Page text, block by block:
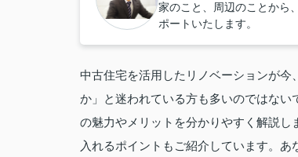
家のこと、周辺のことから
ポートいたします。
中古住宅を活用したリノベーションが
か」と迷われている方も多いのではな
の魅力やメリットを分かりやすく解説
入れるポイントもご紹介しています。あ